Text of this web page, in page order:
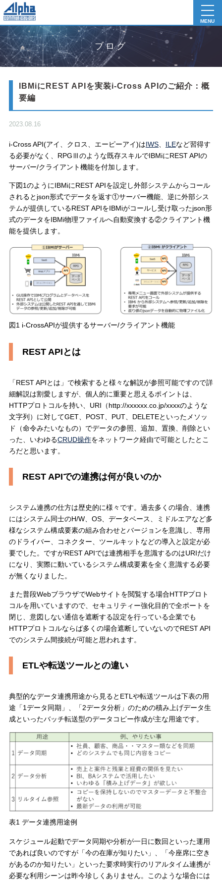
MENU
ブログ
IBMiにREST APIを実装i-Cross APIのご紹介：概
要編
2023.08.16
i-Cross API(アイ、クロス、エーピーアイ)はIWS、 ILEなど習得す
る必要がなく、RPGⅢのような既存スキルでIBMiにREST APIの
サーバー/クライアント機能を付加します。
下図1のようにIBMiにREST APIを設定し外部システムからコール
されるとjson形式でデータを返す①サーバー機能、逆に外部シス
テムが提供しているREST APIをIBMiがコールし受け取ったjson形
式のデータをIBMi物理ファイルへ自動変換する②クライアント機
能を提供します。
図1 i-CrossAPIが提供するサーバー/クライアント機能
REST APIとは
「REST APIとは」で検索すると様々な解説が参照可能ですので詳
細解説は割愛しますが、個人的に重要と思えるポイントは、
HTTPプロトコルを持い、URI（http://xxxxxx.co.jp/xxxxのような
文字列）に対してGET、POST、PUT、DELETEといったメソッ
ド（命令みたいなもの）でデータの参照、追加、置換、削除とい
った、いわゆるCRUD操作をネットワーク経由で可能としたとこ
ろだと思います。
REST APIでの連携は何が良いのか
システム連携の仕方は歴史的に様々です。過去多くの場合、連携
にはシステム同士のH/W、OS、データベース、ミドルエアなど多
様なシステム構成要素の組み合わせとバージョンを意識し、専用
のドライバー、コネクター、ツールキットなどの導入と設定が必
要でした。ですがREST APIでは連携相手を意識するのはURIだけ
になり、実際に動いているシステム構成要素を全く意識する必要
が無くなりました。
また普段WebブラウザでWebサイトを閲覧する場合HTTPプロト
コルを用いていますので、セキュリティー強化目的で全ポートを
閉じ、意図しない通信を遮断する設定を行っている企業でも
HTTPプロトコルならば多くの場合遮断していないのでREST API
でのシステム間接続が可能と思われます。
ETLや転送ツールとの違い
典型的なデータ連携用途から見るとETLや転送ツールは下表の用
途「1データ同期」、「2データ分析」のための積み上げデータ生
成といったバッチ転送型のデータコピー作成が主な用途です。
表1 データ連携用途例
スケジュール起動でデータ同期や分析が一日に数回といった運用
であれば良いのですが「今の在庫が知りたい」、「今座席に空き
があるのか知りたい」といった要求時実行のリアルタイム連携が
必要な利用シーンは昨今珍しくありません。このような場合には